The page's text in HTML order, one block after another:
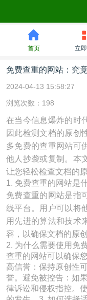
首页 立
免费查重的网站：究
2024-04-13 15:58:27
浏览次数：198
在当今信息爆炸的时
因此检测文档的原创
多免费的查重网站可
他人抄袭或复制。本
让您轻松检查文档的原
1. 免费查重的网站是
免费查重的网站是指
线平台。用户可以将
用先进的算法和技术
容，以确保文档的原创
2. 为什么需要使用免
查重的网站可以确保
高信誉：保持原创性
誉。避免被控告：如
律诉讼和侵权指控。